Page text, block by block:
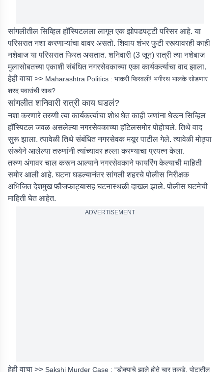
सांगलीतील सिव्हिल हॉस्पिटलला लागून एक झोपडपट्टी परिसर आहे. या
परिसरात नशा करणाऱ्यांचा वावर असतो. शिवाय शंभर फुटी रस्त्यावरही काही
नशेबाज या परिसरात फिरत असतात. शनिवारी (3 जून) रात्री त्या नशेबाज
मुलासोबतच्या एकाशी संबंधित नगरसेवकाच्या एका कार्यकर्त्याचा वाद झाला.
हेही वाचा >> Maharashtra Politics : भाकरी फिरवली! भगीरथ भालके सोडणार
शरद पवारांची साथ?
सांगलीत शनिवारी रात्री काय घडलं?
नशा करणारे तरुणी त्या कार्यकर्त्याचा शोध घेत काही जणांना घेऊन सिव्हिल
हॉस्पिटल जवळ असलेल्या नगरसेवकाच्या हॉटेलसमोर पोहोचले. तिथे वाद
सुरू झाला. त्यावेळी तिथे संबंधित नगरसेवक मयूर पाटील गेले. त्यावेळी मोठ्या
संख्येने आलेल्या तरुणांनी त्यांच्यावर हल्ला करण्याचा प्रयत्न केला.
तरुण अंगावर चाल करून आल्याने नगरसेवकाने फायरिंग केल्याची माहिती
समोर आली आहे. घटना घडल्यानंतर सांगली शहरचे पोलीस निरीक्षक
अभिजित देशमुख फौजफाट्यासह घटनास्थळी दाखल झाले. पोलीस घटनेची
माहिती घेत आहेत.
ADVERTISEMENT
हेही वाचा >> Sakshi Murder Case : “डोक्याचे झाले होते चार तुकडे, पोटातील